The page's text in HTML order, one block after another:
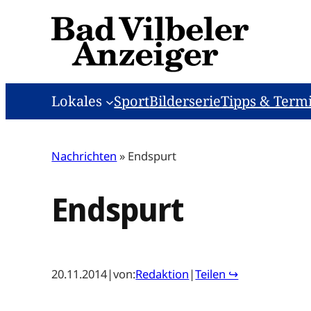
Lokales SportBilderserieTipps &
Nachrichten » Endspurt
Endspurt
20.11.2014|von:Redaktion |Teilen ↪